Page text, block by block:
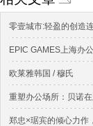
零壹城市:轻盈的创造
EPIC GAMES上海办
欧莱雅韩国 / 穆氏
重塑办公场所：贝诺
郑忠×琚宾的倾心力作